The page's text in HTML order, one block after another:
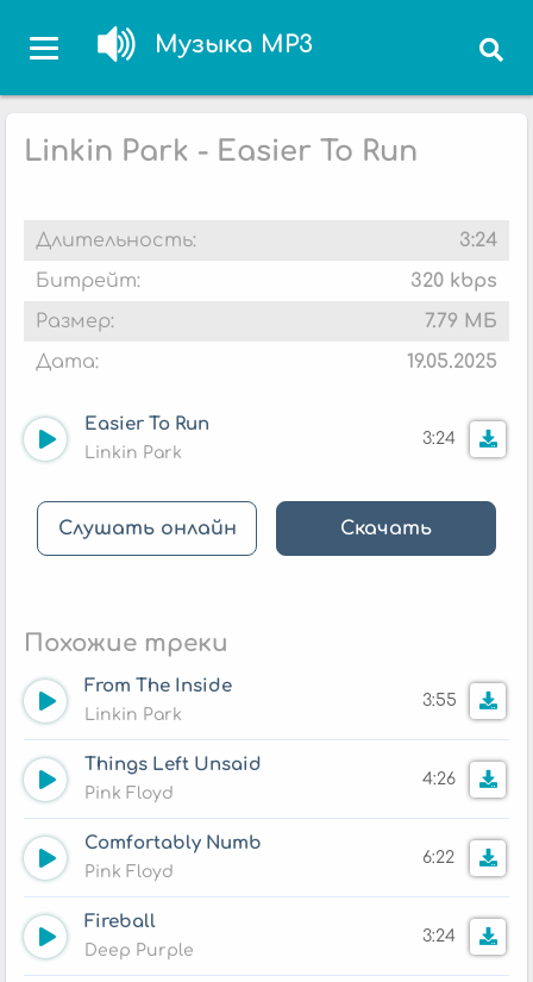
Музыка MP3
Linkin Park - Easier To Run
Длительность:
3:24
Битрейт:
320 kbps
Размер:
7.79 МБ
Дата:
19.05.2025
Easier To Run
Linkin Park
3:24
Слушать онлайн Скачать
Похожие треки
From The Inside
Linkin Park
3:55
Things Left Unsaid
Pink Floyd
4:26
Comfortably Numb
Pink Floyd
6:22
Fireball
Deep Purple
3:24